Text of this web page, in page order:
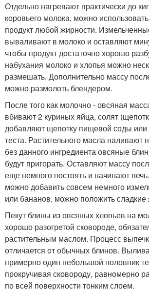
Отдельно нагревают практически до
коровьего молока, можно
продукт любой жирности.
вываливают в молоко и оставляют
чтобы продукт достаточно хорошо
набухания молоко и хлопья можно
размешать. Дополнительно массу
можно размолоть блендером.
После того как молочно - овсяная
вбивают 2 куриных яйца, солят
добавляют щепотку пищевой соды или
теста. Растительного масла наливают
без данного ингредиента овсяные
будут пригорать. Оставляют массу
еще немного постоять и начинают
можно добавить совсем немного
или бананов, можно положить сладкие
Пекут блины из овсяных хлопьев на
хорошо разогретой сковороде,
растительным маслом. Процесс
отличается от обычных блинов.
примерно один небольшой половник
прокручивая сковороду, равномерно
по всей поверхности тонким слоем.